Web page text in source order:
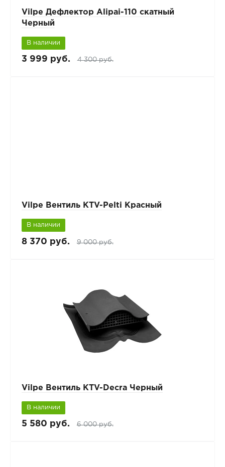
Vilpe Дефлектор Alipai-110 скатный
Черный
В наличии
3 999 руб. 4 300 руб.
Vilpe Вентиль KTV-Pelti Красный
В наличии
8 370 руб. 9 000 руб.
Vilpe Вентиль KTV-Decra Черный
В наличии
5 580 руб. 6 000 руб.